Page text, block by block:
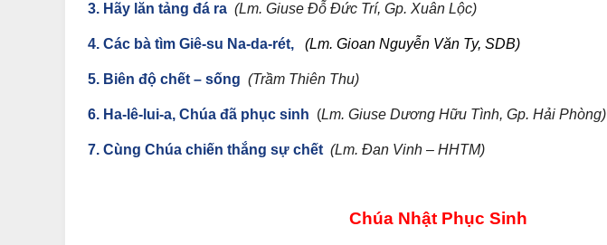
3. Hãy lăn tảng đá ra (Lm. Giuse Đỗ Đức Trí, Gp. Xuân Lộc)
4. Các bà tìm Giê-su Na-da-rét, (Lm. Gioan Nguyễn Văn Ty, SDB)
5. Biên độ chết – sống (Trầm Thiên Thu)
6. Ha-lê-lui-a, Chúa đã phục sinh (Lm. Giuse Dương Hữu Tình, Gp. Hải Phòng)
7. Cùng Chúa chiến thắng sự chết (Lm. Đan Vinh – HHTM)
Chúa Nhật Phục Sinh